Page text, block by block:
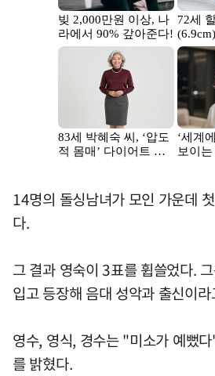
14명의 돌싱남녀가 모인 가운데
다.
그 결과 영숙이 3표를 휩쓸었다.
입고 등장해 음대 성악과 출신이
영수, 영식, 경수는 "미소가 예뻤
를 밝혔다.